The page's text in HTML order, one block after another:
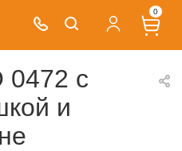
0
0472 с
и